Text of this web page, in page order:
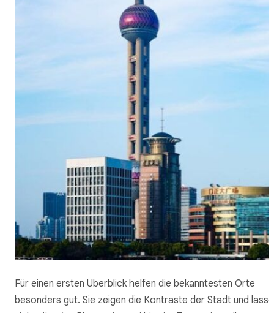
Für einen ersten Überblick helfen die bekanntesten Orte
besonders gut. Sie zeigen die Kontraste der Stadt und